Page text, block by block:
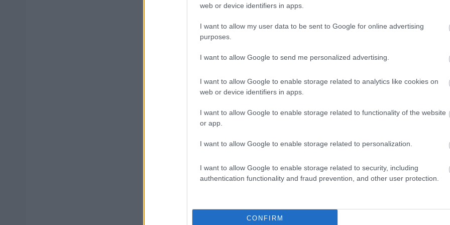
web or device identifiers in apps.
I want to allow my user data to be sent to Google for online advertising
purposes.
I want to allow Google to send me personalized advertising.
I want to allow Google to enable storage related to analytics like cookies on
web or device identifiers in apps.
I want to allow Google to enable storage related to functionality of the website
or app.
I want to allow Google to enable storage related to personalization.
I want to allow Google to enable storage related to security, including
authentication functionality and fraud prevention, and other user protection.
CONFIRM
Δημοφιλείς Ειδήσεις
ΑΣΕΠ: Νέος γραπτός διαγωνισμός - Μόνιμοι στο
Εξωτερικών
ΔΥΠΑ: 1.000 προσλήψεις με μισθό έως 1.250€ - Πού θα
Κατώτατος μισθός: Σενάριο για αύξηση στα 1.000 ευρώ
ΑΣΕΠ 6Κ/2026: 315 μόνιμοι στο Δημόσιο - Στις 1.102 οι